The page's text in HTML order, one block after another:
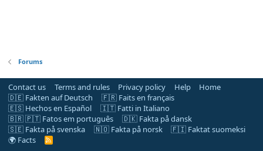
Forums
Contact us Terms and rules Privacy policy Help
Home
🇩🇪 Fakten auf Deutsch
🇫🇷 Faits en français
🇪🇸 Hechos en Español
🇮🇹 Fatti in Italiano
🇧🇷 🇵🇹 Fatos em português
🇩🇰 Fakta på dansk
🇸🇪 Fakta på svenska
🇳🇴 Fakta på norsk
🇫🇮 Faktat suomeksi
🌍 Facts
R